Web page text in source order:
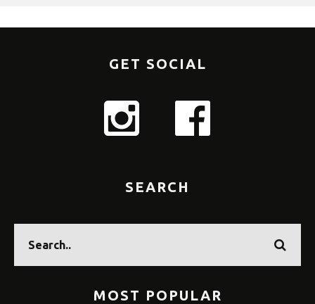
GET SOCIAL
SEARCH
MOST POPULAR